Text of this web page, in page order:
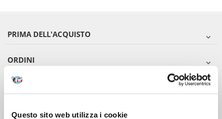
Questo sito web utilizza i cookie
PRIMA DELL'ACQUISTO
ORDINI
DOPO L'ACQUISTO
VIENI A CONOSCERCI